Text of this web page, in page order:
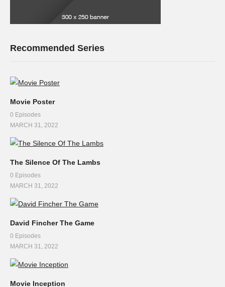
Recommended Series
Movie Poster
0 Episodes
MARCH 31, 2022
The Silence Of The Lambs
0 Episodes
MARCH 31, 2022
David Fincher The Game
0 Episodes
MARCH 31, 2022
Movie Inception